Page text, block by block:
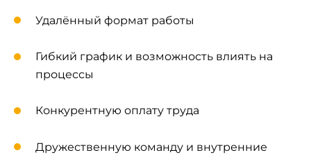
Удалённый формат работы
Гибкий график и возможность влиять на
процессы
Конкурентную оплату труда
Дружественную команду и внутренние